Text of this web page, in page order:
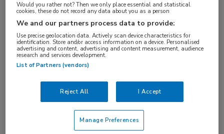
Medio vorig jaar werden de resultaten bekend
van de internationale LIBRETTO-001 studie,
waarin patiënten met
tweedelijn waren behandeld met selpercatinib.
Op basis hiervan kreeg het middel onlangs het
groene licht van het Europees
NSCLC,RET,selpercatinib
Would you rather not? Then we only place essential and statistical
cookies, these do not record any data about you as a person
We and our partners process data to provide:
Use precise geolocation data. Actively scan device characteristics for
identification. Store and/or access information on a device. Personalised
advertising and content, advertising and content measurement, audience
research and services development.
List of Partners (vendors)
Reject All I Accept
Manage Preferences